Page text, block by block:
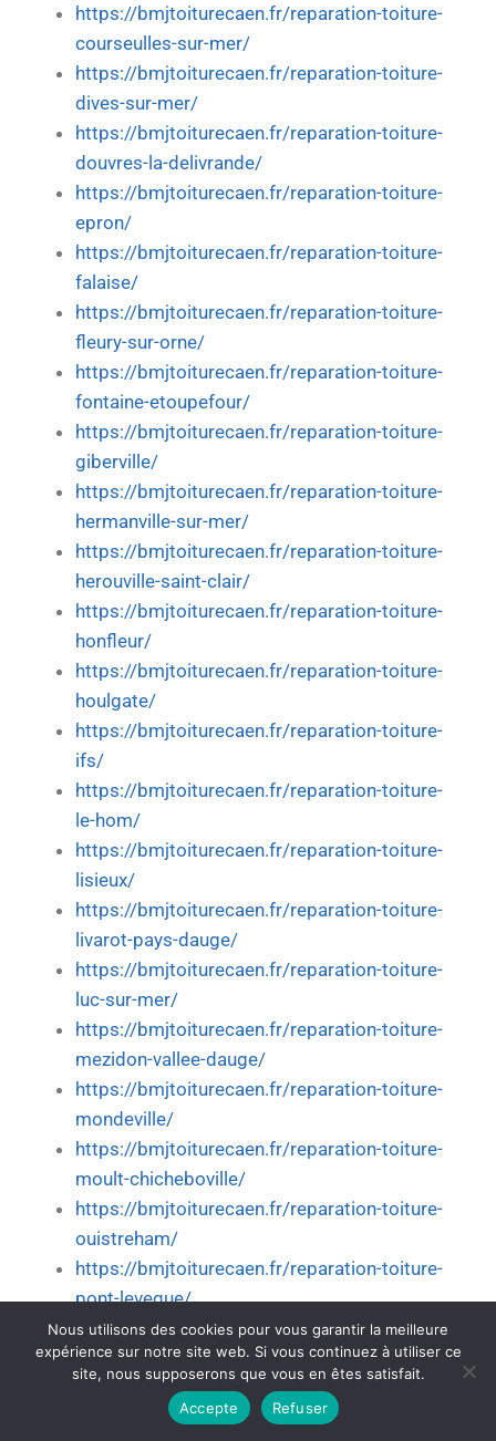
https://bmjtoiturecaen.fr/reparation-toiture-
courseulles-sur-mer/
https://bmjtoiturecaen.fr/reparation-toiture-
dives-sur-mer/
https://bmjtoiturecaen.fr/reparation-toiture-
douvres-la-delivrande/
https://bmjtoiturecaen.fr/reparation-toiture-
epron/
https://bmjtoiturecaen.fr/reparation-toiture-
falaise/
https://bmjtoiturecaen.fr/reparation-toiture-
fleury-sur-orne/
https://bmjtoiturecaen.fr/reparation-toiture-
fontaine-etoupefour/
https://bmjtoiturecaen.fr/reparation-toiture-
giberville/
https://bmjtoiturecaen.fr/reparation-toiture-
hermanville-sur-mer/
https://bmjtoiturecaen.fr/reparation-toiture-
herouville-saint-clair/
https://bmjtoiturecaen.fr/reparation-toiture-
honfleur/
https://bmjtoiturecaen.fr/reparation-toiture-
houlgate/
https://bmjtoiturecaen.fr/reparation-toiture-
ifs/
https://bmjtoiturecaen.fr/reparation-toiture-
le-hom/
https://bmjtoiturecaen.fr/reparation-toiture-
lisieux/
https://bmjtoiturecaen.fr/reparation-toiture-
livarot-pays-dauge/
https://bmjtoiturecaen.fr/reparation-toiture-
luc-sur-mer/
https://bmjtoiturecaen.fr/reparation-toiture-
mezidon-vallee-dauge/
https://bmjtoiturecaen.fr/reparation-toiture-
mondeville/
https://bmjtoiturecaen.fr/reparation-toiture-
moult-chicheboville/
https://bmjtoiturecaen.fr/reparation-toiture-
ouistreham/
https://bmjtoiturecaen.fr/reparation-toiture-
pont-leveque/
https://bmjtoiturecaen.fr/reparation-toiture-
saint-andre-sur-orne/
https://bmjtoiturecaen.fr/reparation-toiture-
saint-aubin-sur-mer/
Nous utilisons des cookies pour vous garantir la meilleure
expérience sur notre site web. Si vous continuez à utiliser ce
site, nous supposerons que vous en êtes satisfait.
Accepte
Refuser